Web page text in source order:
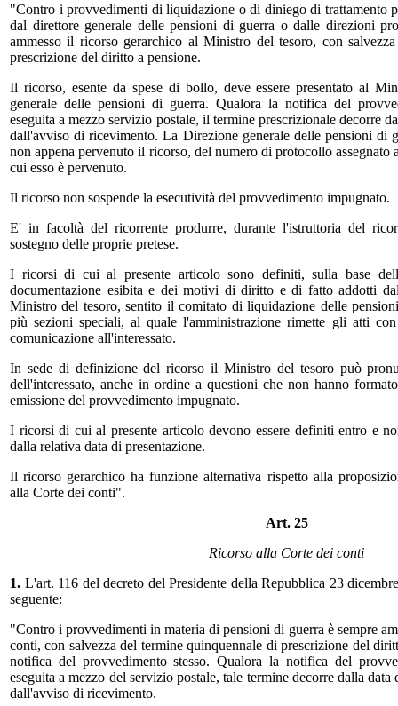
"Contro i provvedimenti di liquidazione o di diniego di trattamento
dal direttore generale delle pensioni di guerra o dalle direzioni
ammesso il ricorso gerarchico al Ministro del tesoro, con
prescrizione del diritto a pensione.
Il ricorso, esente da spese di bollo, deve essere presentato al
generale delle pensioni di guerra. Qualora la notifica del
eseguita a mezzo servizio postale, il termine prescrizionale decorre
dall'avviso di ricevimento. La Direzione generale delle pensioni di
non appena pervenuto il ricorso, del numero di protocollo assegnato
cui esso è pervenuto.
Il ricorso non sospende la esecutività del provvedimento impugnato.
E' in facoltà del ricorrente produrre, durante l'istruttoria del
sostegno delle proprie pretese.
I ricorsi di cui al presente articolo sono definiti, sulla base
documentazione esibita e dei motivi di diritto e di fatto addotti
Ministro del tesoro, sentito il comitato di liquidazione delle
più sezioni speciali, al quale l'amministrazione rimette gli atti con
comunicazione all'interessato.
In sede di definizione del ricorso il Ministro del tesoro può
dell'interessato, anche in ordine a questioni che non hanno
emissione del provvedimento impugnato.
I ricorsi di cui al presente articolo devono essere definiti entro e
dalla relativa data di presentazione.
Il ricorso gerarchico ha funzione alternativa rispetto alla
alla Corte dei conti".
Art. 25
Ricorso alla Corte dei conti
1. L'art. 116 del decreto del Presidente della Repubblica 23
seguente:
"Contro i provvedimenti in materia di pensioni di guerra è sempre
conti, con salvezza del termine quinquennale di prescrizione del
notifica del provvedimento stesso. Qualora la notifica del
eseguita a mezzo del servizio postale, tale termine decorre dalla
dall'avviso di ricevimento.